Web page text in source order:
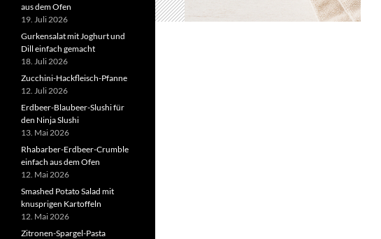
aus dem Ofen
19. Juli 2026
Gurkensalat mit Joghurt und
Dill einfach gemacht
18. Juli 2026
Zucchini-Hackfleisch-Pfanne
12. Juli 2026
Erdbeer-Blaubeer-Slushi für
den Ninja Slushi
13. Mai 2026
Rhabarber-Erdbeer-Crumble
einfach aus dem Ofen
12. Mai 2026
Smashed Potato Salad mit
knusprigen Kartoffeln
12. Mai 2026
Zitronen-Spargel-Pasta